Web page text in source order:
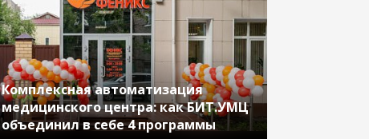
Комплексная автоматизация
медицинского центра: как БИТ.УМЦ
объединил в себе 4 программы